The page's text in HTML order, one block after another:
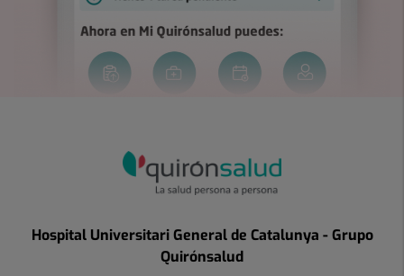
Hospital Universitari General de Catalunya - Grupo
Quirónsalud